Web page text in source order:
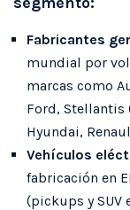
Fabricantes
mundial por
marcas como
Ford, Stellantis
Hyundai,
Vehículos
fabricación en
(pickups y SUV